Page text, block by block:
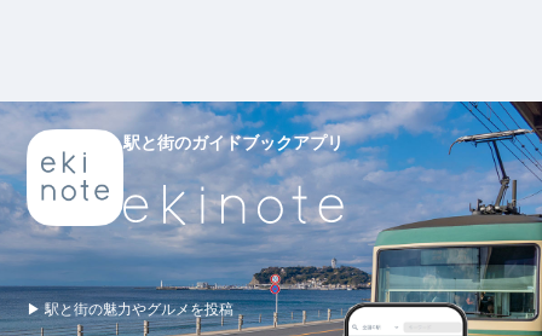
駅と街のガイドブックアプリ
▶ 駅と街の魅力やグルメを投稿